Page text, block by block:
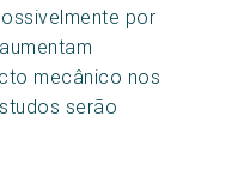
por
mecânico nos
serão